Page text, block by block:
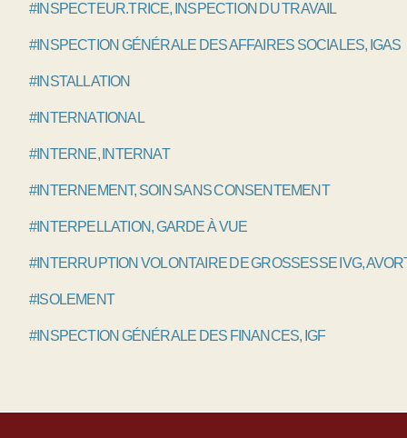
#INSPECTEUR.TRICE, INSPECTION DU TRAVAIL
#INSPECTION GÉNÉRALE DES AFFAIRES SOCIALES, IGAS
#INSTALLATION
#INTERNATIONAL
#INTERNE, INTERNAT
#INTERNEMENT, SOIN SANS CONSENTEMENT
#INTERPELLATION, GARDE À VUE
#INTERRUPTION VOLONTAIRE DE GROSSESSE IVG,
#ISOLEMENT
#INSPECTION GÉNÉRALE DES FINANCES, IGF